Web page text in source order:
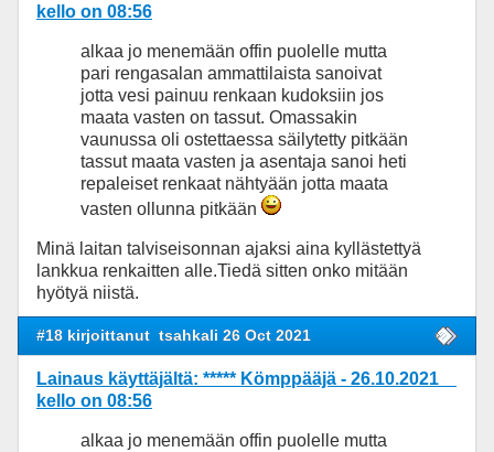
kello on 08:56
alkaa jo menemään offin puolelle mutta
pari rengasalan ammattilaista sanoivat
jotta vesi painuu renkaan kudoksiin jos
maata vasten on tassut. Omassakin
vaunussa oli ostettaessa säilytetty pitkään
tassut maata vasten ja asentaja sanoi heti
repaleiset renkaat nähtyään jotta maata
vasten ollunna pitkään
Minä laitan talviseisonnan ajaksi aina kyllästettyä
lankkua renkaitten alle.Tiedä sitten onko mitään
hyötyä niistä.
#18 kirjoittanut tsahkali 26 Oct 2021
Lainaus käyttäjältä: ***** Kömppääjä - 26.10.2021
kello on 08:56
alkaa jo menemään offin puolelle mutta